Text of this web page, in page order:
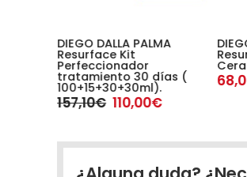
DIEGO DALLA PALMA
Resurface Kit
Perfeccionador
tratamiento 30 días (
100+15+30+30ml).
157,10€ 110,00€